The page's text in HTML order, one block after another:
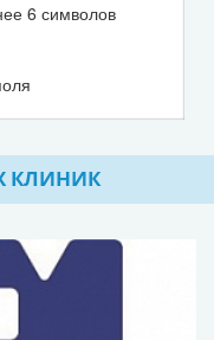
6 символов
КЛИНИК